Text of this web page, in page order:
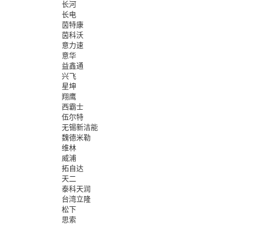
长河
长电
茵特康
茵科沃
意力速
意华
益鑫通
兴飞
星坤
翔鹰
西霸士
伍尔特
无锡新洁能
魏德米勒
维林
威浦
拓自达
天二
泰科天润
台湾立隆
松下
思索